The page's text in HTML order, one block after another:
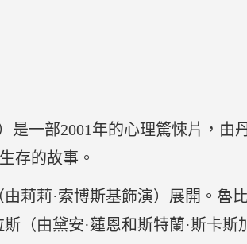
）是一部2001年的心理驚悚片，
存的故事。
莉莉·索博斯基飾演）展開。
（由黛安·蓮恩和斯特蘭·斯卡